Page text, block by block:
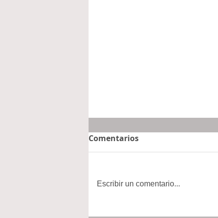
El CCLEH en Hidalgo
Comentarios
Escribir un comentario...